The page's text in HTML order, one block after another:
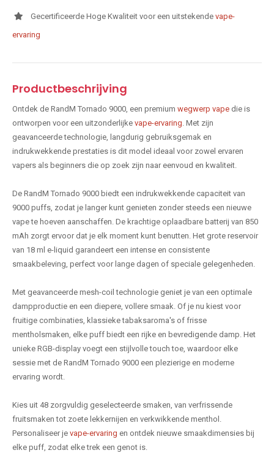
Gecertificeerde Hoge Kwaliteit voor een uitstekende vape-
ervaring
Productbeschrijving
Ontdek de RandM Tornado 9000, een premium wegwerp vape die is
ontworpen voor een uitzonderlijke vape-ervaring . Met zijn
geavanceerde technologie, langdurig gebruiksgemak en
indrukwekkende prestaties is dit model ideaal voor zowel ervaren
vapers als beginners die op zoek zijn naar eenvoud en kwaliteit.
De RandM Tornado 9000 biedt een indrukwekkende capaciteit van
9000 puffs, zodat je langer kunt genieten zonder steeds een nieuwe
vape te hoeven aanschaffen. De krachtige oplaadbare batterij van 850
mAh zorgt ervoor dat je elk moment kunt benutten. Het grote reservoir
van 18 ml e-liquid garandeert een intense en consistente
smaakbeleving, perfect voor lange dagen of speciale gelegenheden.
Met geavanceerde mesh-coil technologie geniet je van een optimale
dampproductie en een diepere, vollere smaak. Of je nu kiest voor
fruitige combinaties, klassieke tabaksaroma's of frisse
mentholsmaken, elke puff biedt een rijke en bevredigende damp. Het
unieke RGB-display voegt een stijlvolle touch toe, waardoor elke
sessie met de RandM Tornado 9000 een plezierige en moderne
ervaring wordt.
Kies uit 48 zorgvuldig geselecteerde smaken, van verfrissende
fruitsmaken tot zoete lekkernijen en verkwikkende menthol.
Personaliseer je vape-ervaring en ontdek nieuwe smaakdimensies bij
elke puff, zodat elke trek een genot is.